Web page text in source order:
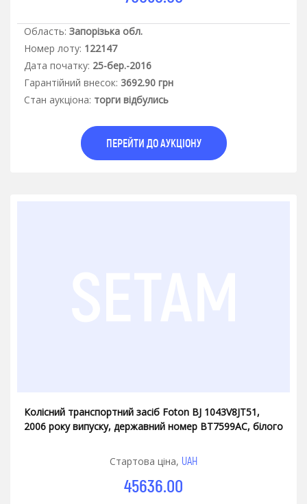
Область: Запорізька обл.
Номер лоту: 122147
Дата початку: 25-бер.-2016
Гарантiйний внесок: 3692.90 грн
Стан аукцiона: торги відбулись
ПЕРЕЙТИ ДО АУКЦІОНУ
Колісний транспортний засіб Foton BJ 1043V8JT51,
2006 року випуску, державний номер ВТ7599АС, білого
Стартова ціна, UAH
45636.00